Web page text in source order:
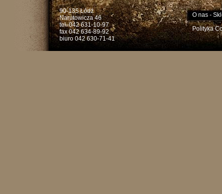
90-135 Łódź
Narutowicza 46
tel. 042 631-10-97
fax 042 634-89-92
biuro 042 630-71-41
O nas-
Polityka